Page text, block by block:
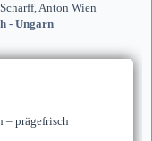
Anton Wien
- Ungarn
– prägefrisch